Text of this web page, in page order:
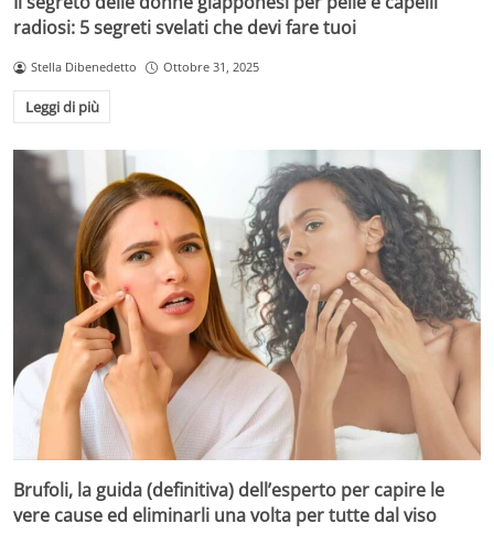
radiosi: 5 segreti svelati che devi fare tuoi
Stella Dibenedetto Ottobre 31, 2025
Leggi di più
Brufoli, la guida (definitiva) dell’esperto per capire le
vere cause ed eliminarli una volta per tutte dal viso